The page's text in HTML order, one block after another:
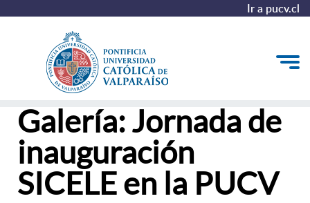
Ir a pucv.cl
Inicio
Acerca del Congreso
Convocatoria y Programa Académico
Galería: Jornada de
inauguración
SICELE en la PUCV